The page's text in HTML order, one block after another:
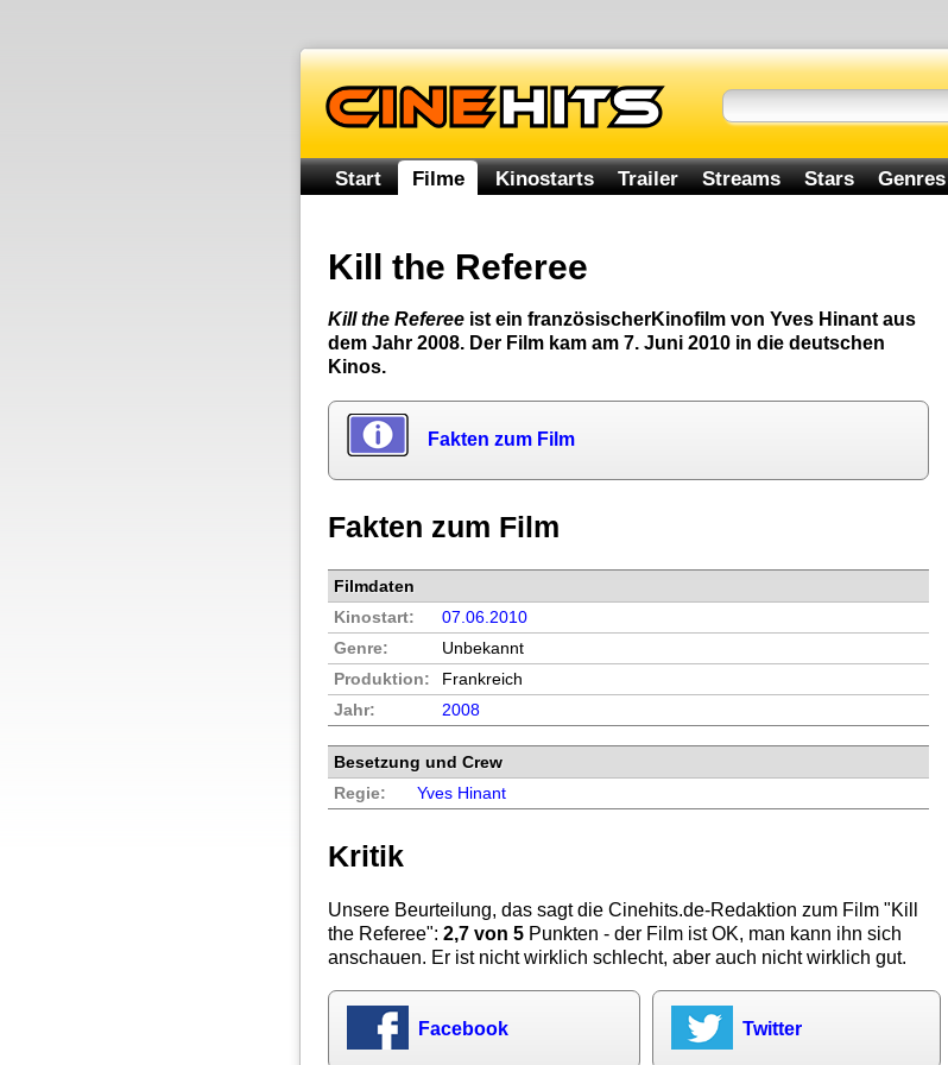
Start Filme Kinostarts Trailer Streams Stars Genres
Kill the Referee
Kill the Referee ist ein französischerKinofilm von Yves Hinant aus
dem Jahr 2008. Der Film kam am 7. Juni 2010 in die deutschen
Kinos.
Fakten zum Film
Fakten zum Film
Filmdaten
Kinostart:
07.06.2010
Genre:
Unbekannt
Produktion:
Frankreich
Jahr:
2008
Besetzung und Crew
Regie: Yves Hinant
Kritik
Unsere Beurteilung, das sagt dieCinehits.de-Redaktion zum Film "Kill
the Referee":2,7 von 5 Punkten - der Film ist OK, man kann ihn sich
anschauen. Er ist nicht wirklich schlecht, aber auch nicht wirklich gut.
Facebook Twitter